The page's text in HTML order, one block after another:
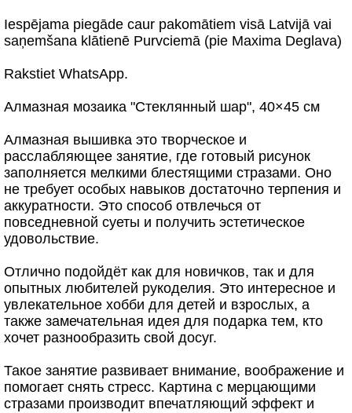
Iespējama piegāde caur pakomātiem visā Latvijā vai
saņemšana klātienē Purvciemā (pie Maxima Deglava)
Rakstiet WhatsApp.
Алмазная мозаика "Стеклянный шар", 40×45 см
Алмазная вышивка это творческое и
расслабляющее занятие, где готовый рисунок
заполняется мелкими блестящими стразами. Оно
не требует особых навыков достаточно терпения и
аккуратности. Это способ отвлечься от
повседневной суеты и получить эстетическое
удовольствие.
Отлично подойдёт как для новичков, так и для
опытных любителей рукоделия. Это интересное и
увлекательное хобби для детей и взрослых, а
также замечательная идея для подарка тем, кто
хочет разнообразить свой досуг.
Такое занятие развивает внимание, воображение и
помогает снять стресс. Картина с мерцающими
стразами производит впечатляющий эффект и